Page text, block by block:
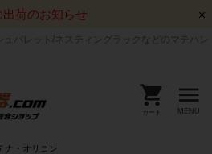
荷のお知らせ
パレット/ネスティングラックなどのマテハン
カート MENU
ナ・オリコン